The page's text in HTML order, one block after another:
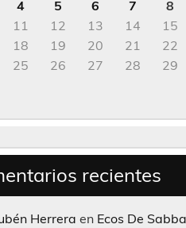
4 5 6 7 8
11 12 13 14 15
18 19 20 21 22
25 26 27 28 29
recientes
Herrera en Ecos De